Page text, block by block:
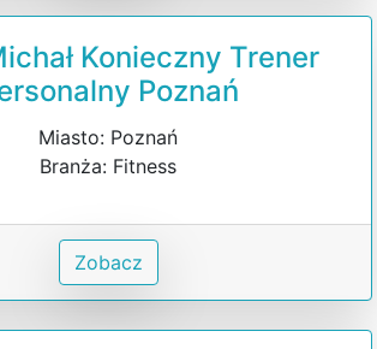
Konieczny Trener
Poznań
Miasto: Poznań
Branża: Fitness
Zobacz